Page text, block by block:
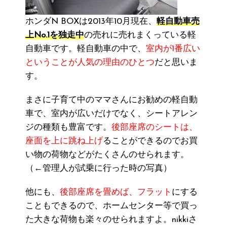
ホンダN BOXは2013年10月現在、 軽自動車売
上No.1を独走中の売れに売れまくっている軽
自動車です。軽自動車の中で、 室内が1番広い
ということが人気の理由のひとつだと思いま
す。
まさに子育て中のママさんにお勧めの軽自動
車で、室内が広いだけでなく、シートアレン
ジの種類も豊富です。 後部座席のシートは、
座面を上に跳ね上げることができるのでお買
い物の荷物などがたくさんのせられます。
（←管理人が試乗に行った時の写真）
他にも、 後部座席を畳めば、フラット にする
こともできるので、ホームセンター等で買っ
た大きな荷物も楽々のせられますよ。nikkiさ